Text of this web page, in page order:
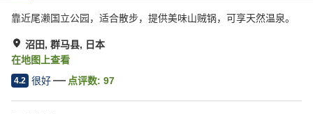
靠近尾濑国立公园，适合散步，提供美味山贼锅，可享天然温泉。
沼田, 群马县, 日本
在地图上查看
4.2 很好 点评数: 97